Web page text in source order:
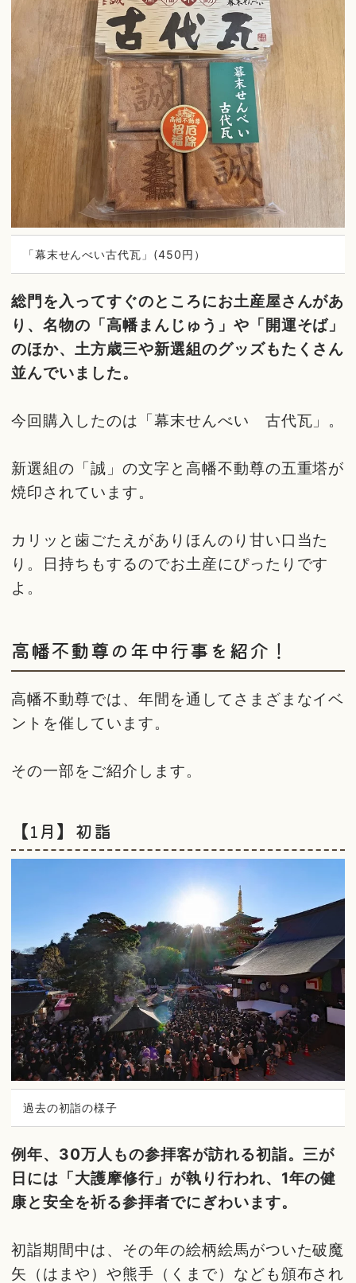
「幕末せんべい古代瓦」(450円）
総門を入ってすぐのところにお土産屋さんがあ
り、名物の「高幡まんじゅう」や「開運そば」
のほか、土方歳三や新選組のグッズもたくさん
並んでいました。
今回購入したのは「幕末せんべい 古代瓦」。
新選組の「誠」の文字と高幡不動尊の五重塔が
焼印されています。
カリッと歯ごたえがありほんのり甘い口当た
り。日持ちもするのでお土産にぴったりです
よ。
高幡不動尊の年中行事を紹介！
高幡不動尊では、年間を通してさまざまなイベ
ントを催しています。
その一部をご紹介します。
【1月】初詣
過去の初詣の様子
例年、30万人もの参拝客が訪れる初詣。三が
日には「大護摩修行」が執り行われ、1年の健
康と安全を祈る参拝者でにぎわいます。
初詣期間中は、その年の絵柄絵馬がついた破魔
矢（はまや）や熊手（くまで）なども頒布され